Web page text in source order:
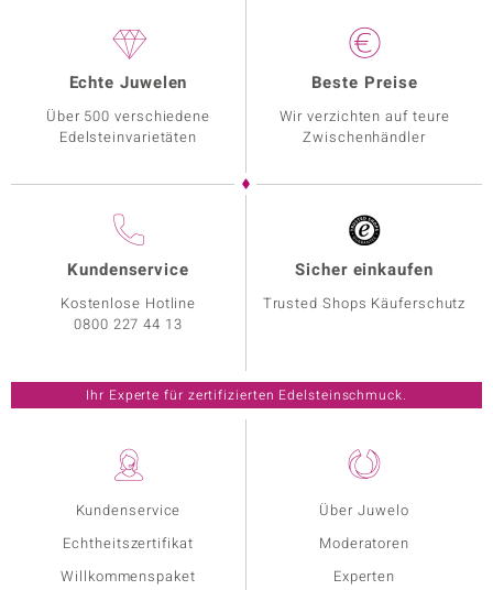
Kundenservice
Echtheitszertifikat
Willkommenspaket
Über Juwelo
Moderatoren
Experten
Echte Juwelen
Über 500 verschiedene
Edelsteinvarietäten
Beste Preise
Wir verzichten auf teure
Zwischenhändler
Kundenservice
Kostenlose Hotline
0800 227 44 13
Sicher einkaufen
Trusted Shops Käuferschutz
Ihr Experte für zertifizierten Edelsteinschmuck.